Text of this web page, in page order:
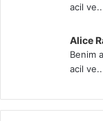
acil
Alice
Benim
acil